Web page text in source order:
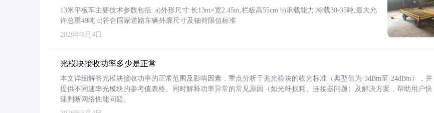
13米平板车主要技术参数包括: a)外形尺寸:长13m×宽2.45m,栏板高55cm b)承载能力:标载30-35吨,最大允
许总重49吨 c)符合国家道路车辆外廓尺寸及轴荷限值标准
2026年8月4日
光模块接收功率多少是正常
本文详细解答光模块接收功率的正常范围及影响因素，重点分析千兆光模块的收光标准（典型值为-3dBm至-24dBm），并
提供不同速率光模块的参考值表格。同时解释功率异常的常见原因（如光纤损耗、连接器问题）及解决方案，帮助用户快
速判断网络性能问题。